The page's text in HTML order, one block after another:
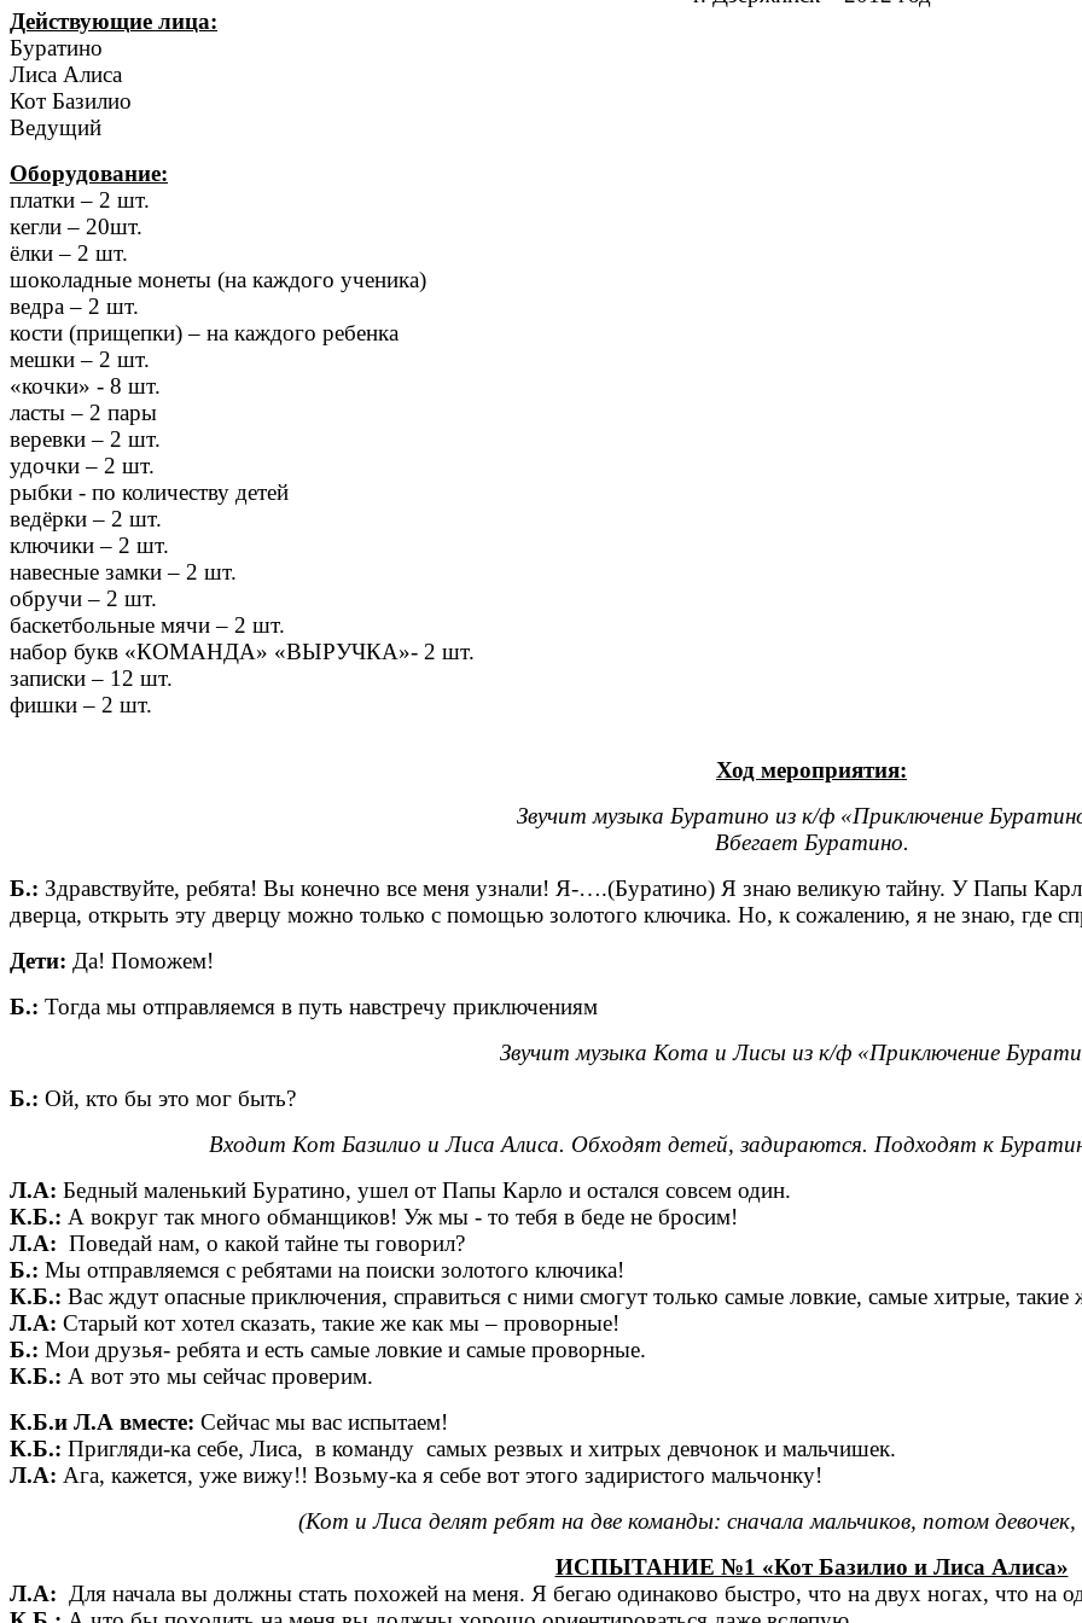
Действующие лица:
Буратино
Лиса Алиса
Кот Базилио
Ведущий
Оборудование:
платки – 2 шт.
кегли – 20шт.
ёлки – 2 шт.
шоколадные монеты (на каждого ученика)
ведра – 2 шт.
кости (прищепки) – на каждого ребенка
мешки – 2 шт.
«кочки» - 8 шт.
ласты – 2 пары
веревки – 2 шт.
удочки – 2 шт.
рыбки - по количеству детей
ведёрки – 2 шт.
ключики – 2 шт.
навесные замки – 2 шт.
обручи – 2 шт.
баскетбольные мячи – 2 шт.
набор букв «КОМАНДА» «ВЫРУЧКА»- 2 шт.
записки – 12 шт.
фишки – 2 шт.
Ход мероприятия:
Звучит музыка Буратино из к/ф «Приключение
Вбегает Буратино.
Б.: Здравствуйте, ребята! Вы конечно все меня узнали! Я-….(Буратино) Я знаю великую тайну. У Папы
дверца, открыть эту дверцу можно только с помощью золотого ключика. Но, к сожалению, я не знаю, где
Дети: Да! Поможем!
Б.: Тогда мы отправляемся в путь навстречу приключениям
Звучит музыка Кота и Лисы из к/ф «Приключение
Б.: Ой, кто бы это мог быть?
Входит Кот Базилио и Лиса Алиса. Обходят детей, задираются. Подходят к
Л.А: Бедный маленький Буратино, ушел от Папы Карло и остался совсем один.
К.Б.: А вокруг так много обманщиков! Уж мы - то тебя в беде не бросим!
Л.А: Поведай нам, о какой тайне ты говорил?
Б.: Мы отправляемся с ребятами на поиски золотого ключика!
К.Б.: Вас ждут опасные приключения, справиться с ними смогут только самые ловкие, самые хитрые,
Л.А: Старый кот хотел сказать, такие же как мы – проворные!
Б.: Мои друзья- ребята и есть самые ловкие и самые проворные.
К.Б.: А вот это мы сейчас проверим.
К.Б.и Л.А вместе: Сейчас мы вас испытаем!
К.Б.: Пригляди-ка себе, Лиса, в команду самых резвых и хитрых девчонок и мальчишек.
Л.А: Ага, кажется, уже вижу!! Возьму-ка я себе вот этого задиристого мальчонку!
(Кот и Лиса делят ребят на две команды: сначала мальчиков, потом
ИСПЫТАНИЕ №1 «Кот Базилио и Лиса Алиса»
Л.А: Для начала вы должны стать похожей на меня. Я бегаю одинаково быстро, что на двух ногах, что на